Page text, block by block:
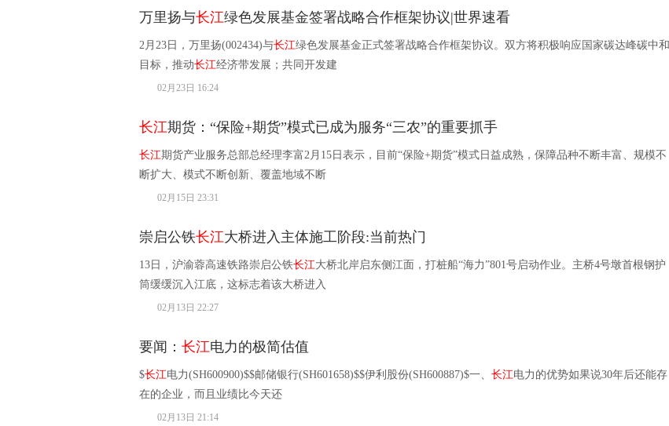
万里扬与长江绿色发展基金签署战略合作框架协议|世界速看
2月23日，万里扬(002434)与长江绿色发展基金正式签署战略合作框架协议。双方将积极响应国家碳达峰碳中和
目标，推动长江经济带发展；共同开发建
02月23日 16:24
长江期货：“保险+期货”模式已成为服务“三农”的重要抓手
长江期货产业服务总部总经理李富2月15日表示，目前“保险+期货”模式日益成熟，保障品种不断丰富、规模不
断扩大、模式不断创新、覆盖地域不断
02月15日 23:31
崇启公铁长江大桥进入主体施工阶段:当前热门
13日，沪渝蓉高速铁路崇启公铁长江大桥北岸启东侧江面，打桩船“海力”801号启动作业。主桥4号墩首根钢护
筒缓缓沉入江底，这标志着该大桥进入
02月13日 22:27
要闻： 长江电力的极简估值
$长江电力(SH600900)$$邮储银行(SH601658)$$伊利股份(SH600887)$一、 长江电力的优势如果说30年后还能存
在的企业，而且业绩比今天还
02月13日 21:14